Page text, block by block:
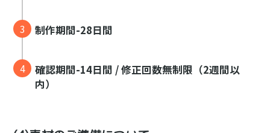
制作期間-28日間
確認期間-14日間 / 修正回数無制限（2週間以
内）